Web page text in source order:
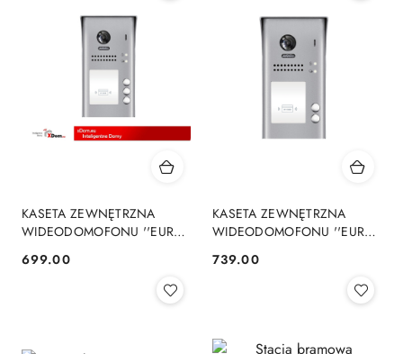
KASETA ZEWNĘTRZNA
WIDEODOMOFONU ''EURA''
natynkowa 3-lokatorska
Cena:
699.00
KASETA ZEWNĘTRZNA
WIDEODOMOFONU ''EURA''
natynkowa 2-lokatorska
Cena:
739.00